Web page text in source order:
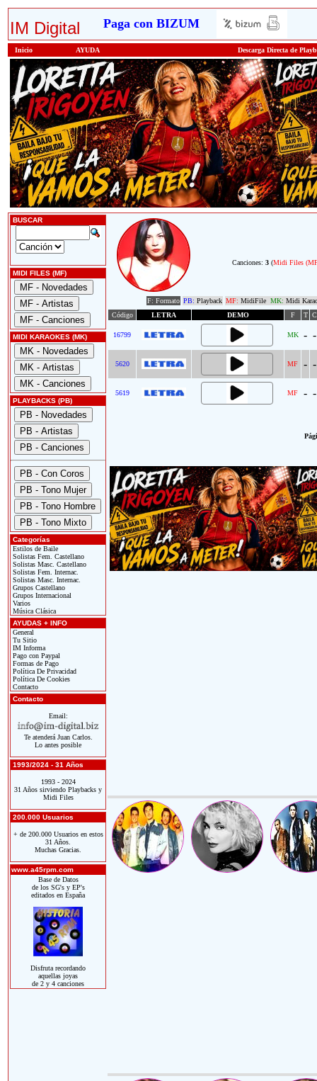
IM Digital Paga con BIZUM
Inicio AYUDA Descarga Directa de
BUSCAR
MIDI FILES (MF)
MIDI KARAOKES (MK)
PLAYBACKS (PB)
Categorías
Estilos de Baile
Solistas Fem. Castellano
Solistas Masc. Castellano
Solistas Fem. Internac.
Solistas Masc. Internac.
Grupos Castellano
Grupos Internacional
Varios
Música Clásica
AYUDAS + INFO
General
Tu Sitio
IM Informa
Pago con Paypal
Formas de Pago
Política De Privacidad
Política De Cookies
Contacto
Contacto
Email:
Te atenderá Juan Carlos.
Lo antes posible
1993/2024 - 31 Años
1993 - 2024
31 Años sirviendo Playbacks y
Midi Files
200.000 Usuarios
+ de 200.000 Usuarios en estos
31 Años.
Muchas Gracias.
www.a45rpm.com
Base de Datos
de los SG's y EP's
editados en España
Disfruta recordando
aquellas joyas
de 2 y 4 canciones
Canciones: 3 (Midi Files
F: Formato PB: Playback MF: MidiFile MK: Midi
Código
LETRA DEMO F T C
16799 MK - -
5620 MF - -
5619 MF - -